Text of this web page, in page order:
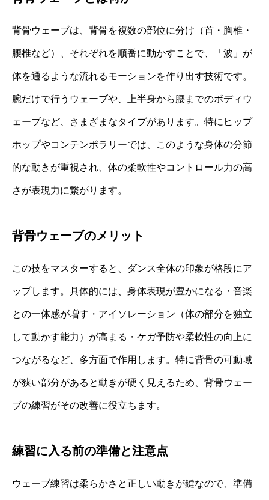
背骨ウェーブは、背骨を複数の部位に分け（首・胸椎・
腰椎など）、それぞれを順番に動かすことで、「波」が
体を通るような流れるモーションを作り出す技術です。
腕だけで行うウェーブや、上半身から腰までのボディウ
ェーブなど、さまざまなタイプがあります。特にヒップ
ホップやコンテンポラリーでは、このような身体の分節
的な動きが重視され、体の柔軟性やコントロール力の高
さが表現力に繋がります。
背骨ウェーブのメリット
この技をマスターすると、ダンス全体の印象が格段にア
ップします。具体的には、身体表現が豊かになる・音楽
との一体感が増す・アイソレーション（体の部分を独立
して動かす能力）が高まる・ケガ予防や柔軟性の向上に
つながるなど、多方面で作用します。特に背骨の可動域
が狭い部分があると動きが硬く見えるため、背骨ウェー
ブの練習がその改善に役立ちます。
練習に入る前の準備と注意点
ウェーブ練習は柔らかさと正しい動きが鍵なので、準備